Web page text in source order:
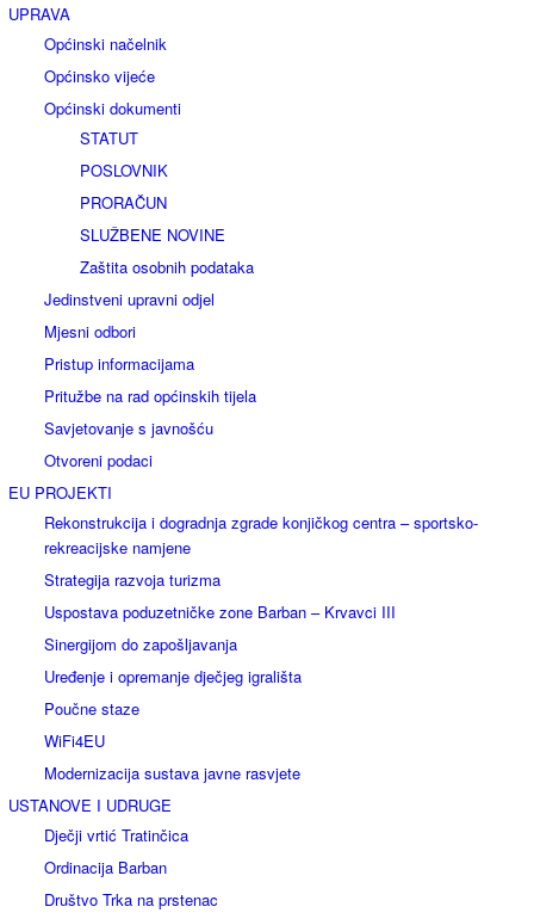
UPRAVA
Općinski načelnik
Općinsko vijeće
Općinski dokumenti
STATUT
POSLOVNIK
PRORAČUN
SLUŽBENE NOVINE
Zaštita osobnih podataka
Jedinstveni upravni odjel
Mjesni odbori
Pristup informacijama
Pritužbe na rad općinskih tijela
Savjetovanje s javnošću
Otvoreni podaci
EU PROJEKTI
Rekonstrukcija i dogradnja zgrade konjičkog centra – sportsko-
rekreacijske namjene
Strategija razvoja turizma
Uspostava poduzetničke zone Barban – Krvavci III
Sinergijom do zapošljavanja
Uređenje i opremanje dječjeg igrališta
Poučne staze
WiFi4EU
Modernizacija sustava javne rasvjete
USTANOVE I UDRUGE
Dječji vrtić Tratinčica
Ordinacija Barban
Društvo Trka na prstenac